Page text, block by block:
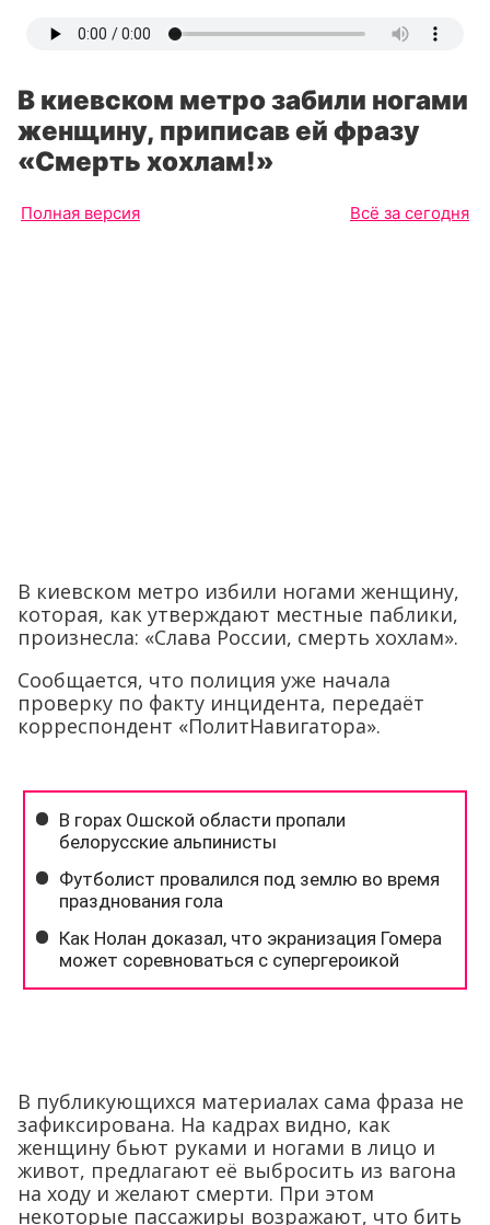
В киевском метро забили ногами
женщину, приписав ей фразу
«Смерть хохлам!»
Полная версия Всё за сегодня
В киевском метро избили ногами женщину,
которая, как утверждают местные паблики,
произнесла: «Слава России, смерть хохлам».
Сообщается, что полиция уже начала
проверку по факту инцидента, передаёт
корреспондент «ПолитНавигатора».
В публикующихся материалах сама фраза не
зафиксирована. На кадрах видно, как
женщину бьют руками и ногами в лицо и
живот, предлагают её выбросить из вагона
на ходу и желают смерти. При этом
некоторые пассажиры возражают, что бить